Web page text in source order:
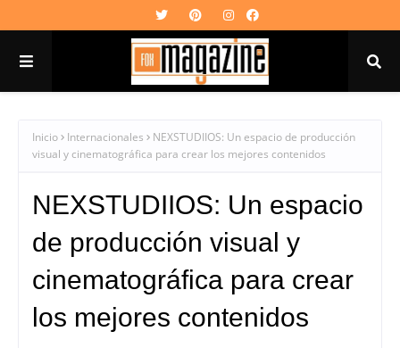
Inicio Internacionales
NEXSTUDIIOS: Un espacio de producción
visual y cinematográfica para crear los mejores contenidos
NEXSTUDIIOS: Un espacio
de producción visual y
cinematográfica para crear
los mejores contenidos